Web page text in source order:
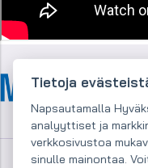
Tietoja
Napsautamalla
analyyttiset ja
verkkosivustoa
sinulle mainontaa.